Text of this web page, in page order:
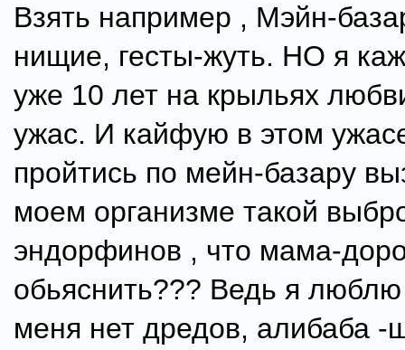
Взять например , Мэйн-
нищие, гесты-жуть. НО я
уже 10 лет на крыльях
ужас. И кайфую в этом
пройтись по мейн-базару
моем организме такой
эндорфинов , что мама-
обьяснить??? Ведь я люблю
меня нет дредов, алибаба -